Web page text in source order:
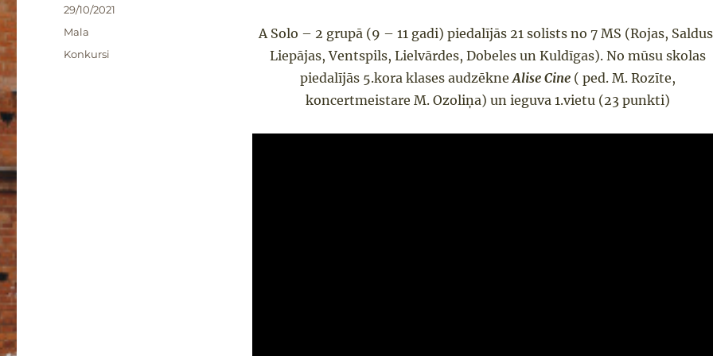
A Solo – 2 grupā (9 – 11 gadi) piedalījās 21 solists no 7 MS (Rojas,
Liepājas, Ventspils, Lielvārdes, Dobeles un Kuldīgas). No mūsu skolas
piedalījās 5.kora klases audzēkneAlise Cine( ped. M. Rozīte,
koncertmeistare M. Ozoliņa) un ieguva 1.vietu (23 punkti)
Publicēts
29/10/2021
Formāts
Mala
Kategorijas
Konkursi